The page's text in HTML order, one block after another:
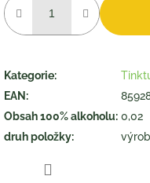
Kategorie:
EAN :
Obsah 100% alkoholu: 0,02
druh položky: